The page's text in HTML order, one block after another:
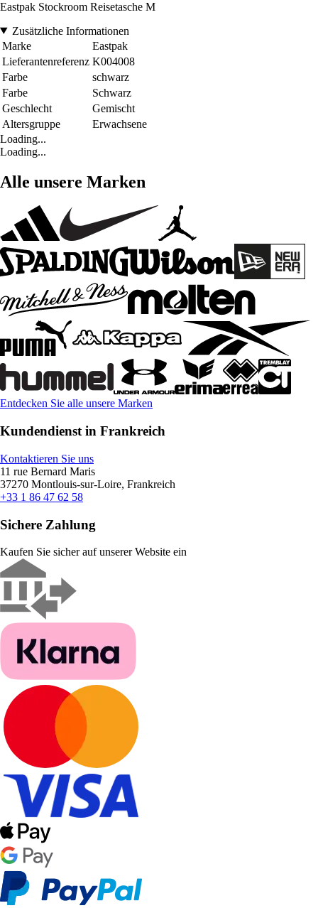
Eastpak Stockroom Reisetasche M
Zusätzliche Informationen
Marke
Eastpak
Lieferantenreferenz K004008
Farbe
schwarz
Farbe
Schwarz
Geschlecht
Gemischt
Altersgruppe
Erwachsene
Loading...
Loading...
Alle unsere Marken
Entdecken Sie alle unsere Marken
Kundendienst in Frankreich
Kontaktieren Sie uns
11 rue Bernard Maris
37270 Montlouis-sur-Loire, Frankreich
+33 1 86 47 62 58
Sichere Zahlung
Kaufen Sie sicher auf unserer Website ein